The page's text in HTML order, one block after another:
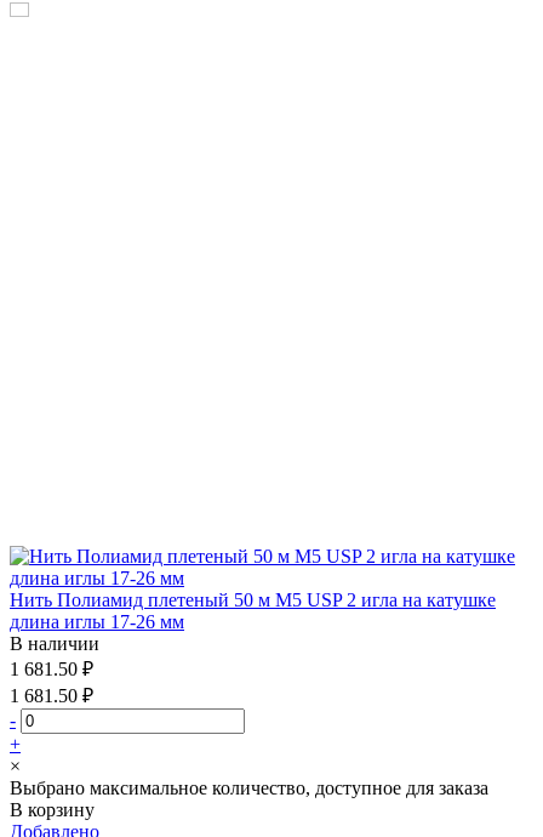
Нить Полиамид плетеный 50 м М5 USP 2 игла на катушке
длина иглы 17-26 мм
В наличии
1 681.50 ₽
1 681.50 ₽
-
+
×
Выбрано максимальное количество, доступное для заказа
В корзину
Добавлено